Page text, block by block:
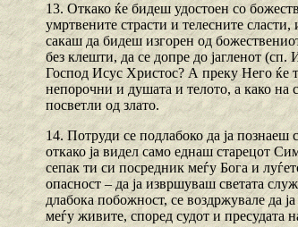
13. Откако ќе бидеш удостоен со
умртвените страсти и телесните
сакаш да бидеш изгорен од
без клешти, да се допре до јагленот
Господ Исус Христос? А преку Него ќе
непорочни и душата и телото, а како на
посветли од злато.
14. Потруди се подлабоко да ја познаеш
откако ја видел само еднаш старецот
сепак ти си посредник меѓу Бога и
опасност – да ја извршуваш светата
длабока побожност, се воздржувале да
меѓу живите, според судот и пресудата